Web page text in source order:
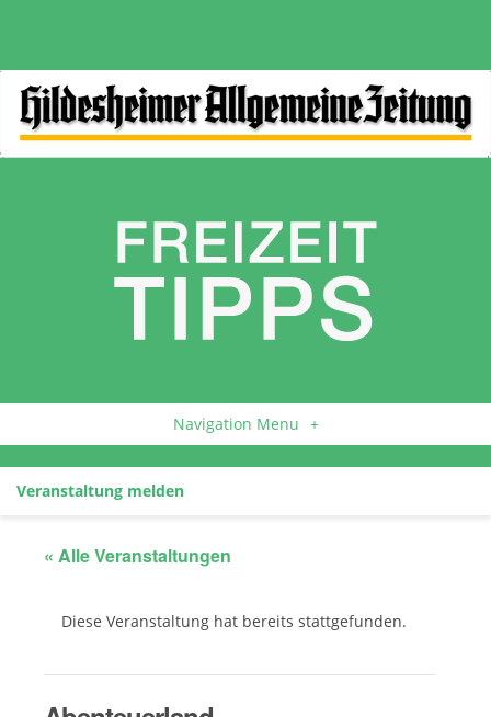
Navigation Menu +
Veranstaltung melden
« Alle Veranstaltungen
Diese Veranstaltung hat bereits stattgefunden.